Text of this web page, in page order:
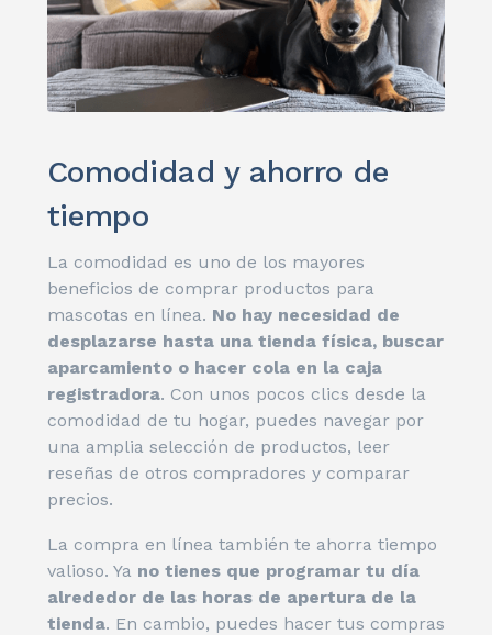
Comodidad y ahorro de
tiempo
La comodidad es uno de los mayores
beneficios de comprar productos para
mascotas en línea. No hay necesidad de
desplazarse hasta una tienda física, buscar
aparcamiento o hacer cola en la caja
registradora. Con unos pocos clics desde la
comodidad de tu hogar, puedes navegar por
una amplia selección de productos, leer
reseñas de otros compradores y comparar
precios.
La compra en línea también te ahorra tiempo
valioso. Ya no tienes que programar tu día
alrededor de las horas de apertura de la
tienda. En cambio, puedes hacer tus compras